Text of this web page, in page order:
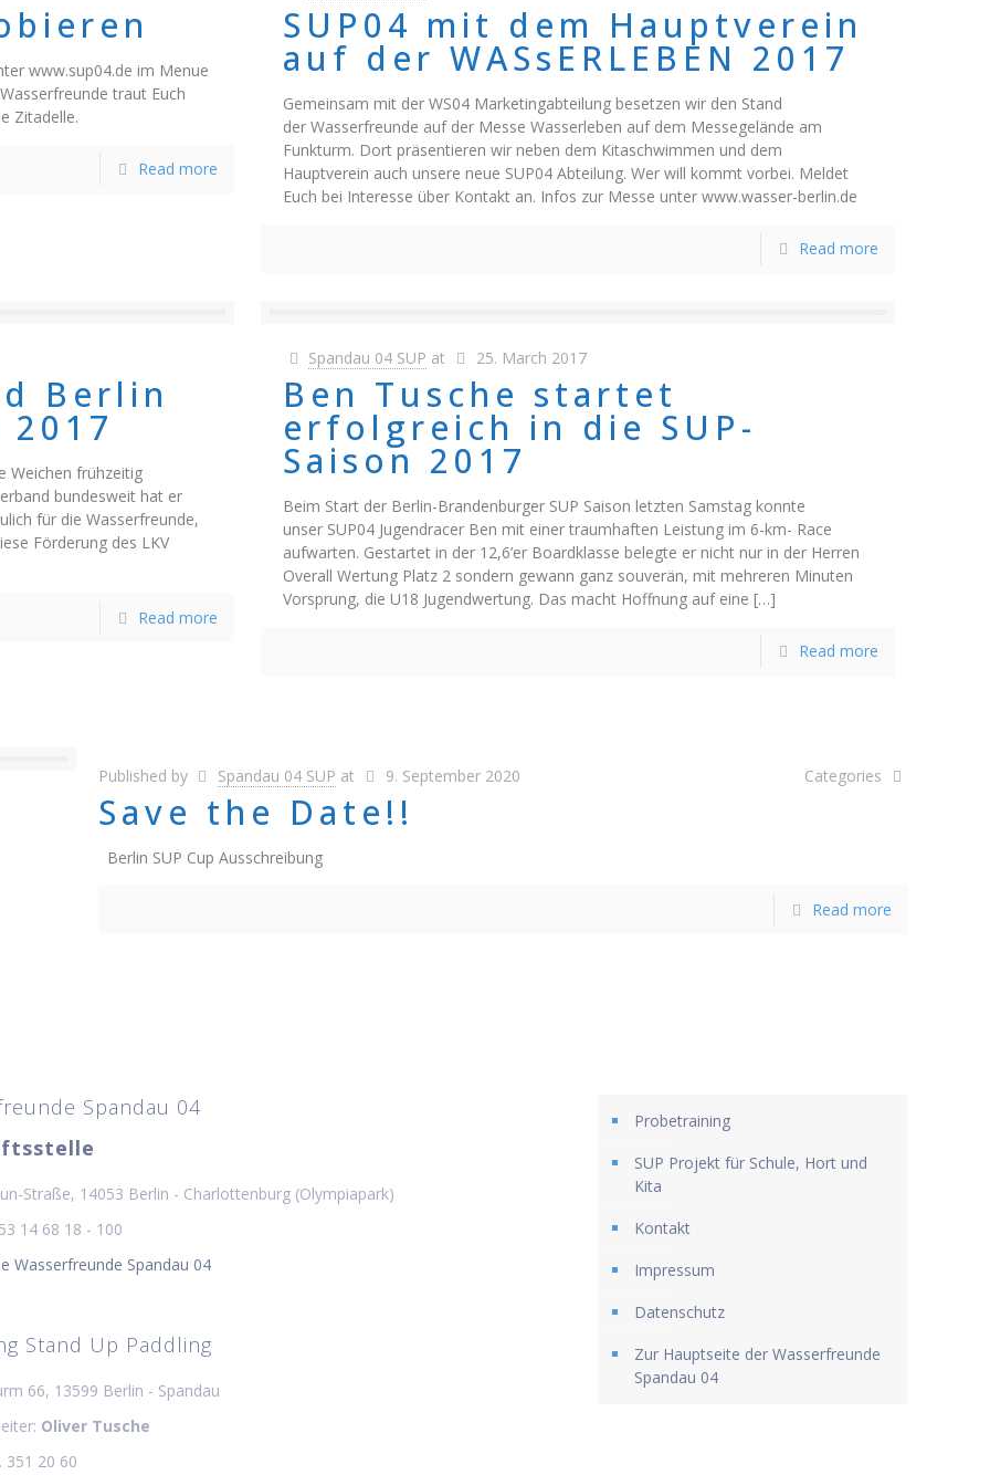
www.sup04.de im Menue
traut Euch
Zitadelle.
Read more
SUP04 mit dem Hauptverein
auf der WASsERLEBEN 2017
Gemeinsam mit der WS04 Marketingabteilung besetzen wir den Stand
der Wasserfreunde auf der Messe Wasserleben auf dem Messegelände am
Funkturm. Dort präsentieren wir neben dem Kitaschwimmen und dem
Hauptverein auch unsere neue SUP04 Abteilung. Wer will kommt vorbei. Meldet
Euch bei Interesse über Kontakt an. Infos zur Messe unter www.wasser-berlin.de
Read more
Berlin
Weichen frühzeitig
bundesweit hat er
für die Wasserfreunde,
Förderung des LKV
Read more
Spandau 04 SUP at 25. March 2017
Ben Tusche startet
erfolgreich in die SUP-
Saison 2017
Beim Start der Berlin-Brandenburger SUP Saison letzten Samstag konnte
unser SUP04 Jugendracer Ben mit einer traumhaften Leistung im 6-km- Race
aufwarten. Gestartet in der 12,6’er Boardklasse belegte er nicht nur in der Herren
Overall Wertung Platz 2 sondern gewann ganz souverän, mit mehreren Minuten
Vorsprung, die U18 Jugendwertung. Das macht Hoffnung auf eine […]
Read more
Published by Spandau 04 SUP at 9. September 2020 Categories
Save the Date!!
Berlin SUP Cup Ausschreibung
Read more
Spandau 04
Straße, 14053 Berlin - Charlottenburg (Olympiapark)
14 68 18 - 100
Wasserfreunde Spandau 04
Stand Up Paddling
66, 13599 Berlin - Spandau
Oliver Tusche
351 20 60
Probetraining
SUP Projekt für Schule, Hort und
Kita
Kontakt
Impressum
Datenschutz
Zur Hauptseite der Wasserfreunde
Spandau 04